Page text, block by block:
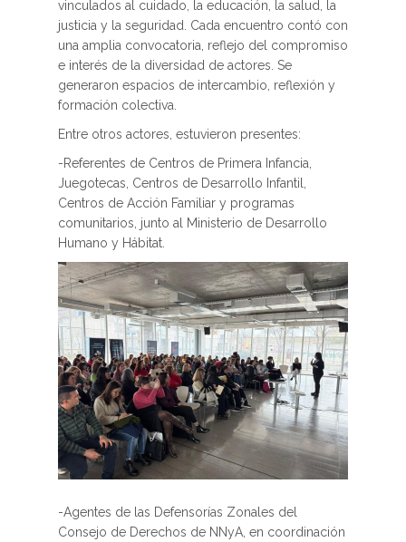
vinculados al cuidado, la educación, la salud, la
justicia y la seguridad. Cada encuentro contó con
una amplia convocatoria, reflejo del compromiso
e interés de la diversidad de actores. Se
generaron espacios de intercambio, reflexión y
formación colectiva.
Entre otros actores, estuvieron presentes:
-Referentes de Centros de Primera Infancia,
Juegotecas, Centros de Desarrollo Infantil,
Centros de Acción Familiar y programas
comunitarios, junto al Ministerio de Desarrollo
Humano y Hábitat.
-Agentes de las Defensorías Zonales del
Consejo de Derechos de NNyA, en coordinación